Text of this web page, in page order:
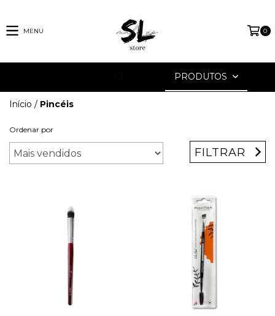
MENU 0
PRODUTOS
Início / Pincéis
Ordenar por
FILTRAR